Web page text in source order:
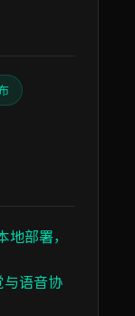
部署，
语音协